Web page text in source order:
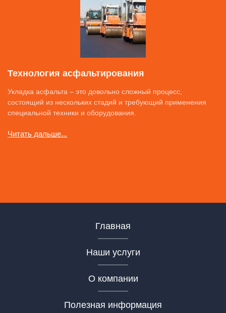
Технология асфальтирования
Укладка асфальта – это довольно сложный процесс,
состоящий из нескольких стадий и требующий применения
специальной техники и оборудования.
Читать дальше...
Главная
Наши услуги
О компании
Полезная информация